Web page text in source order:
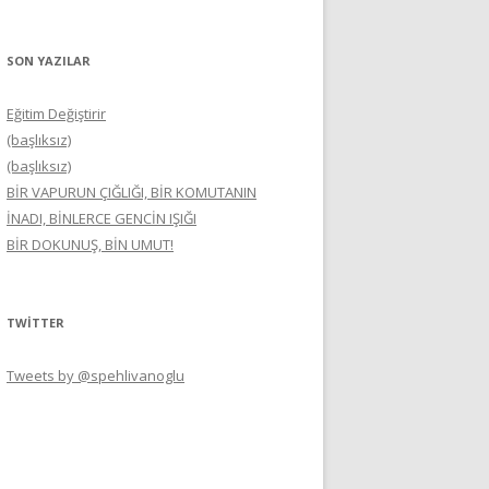
SON YAZILAR
Eğitim Değiştirir
(başlıksız)
(başlıksız)
BİR VAPURUN ÇIĞLIĞI, BİR KOMUTANIN
İNADI, BİNLERCE GENCİN IŞIĞI
BİR DOKUNUŞ, BİN UMUT!
TWITTER
Tweets by @spehlivanoglu